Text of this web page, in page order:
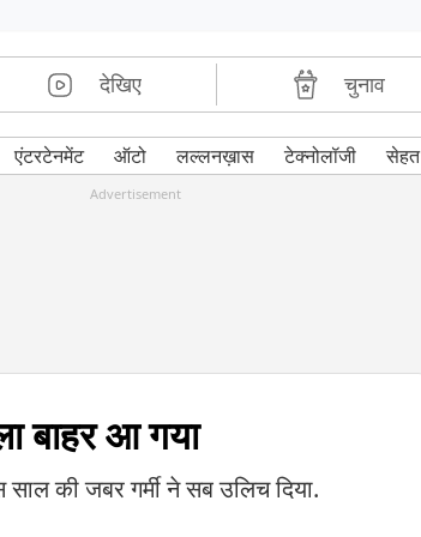
देखिए चुनाव
एंटरटेनमेंट ऑटो लल्लनख़ास टेक्नोलॉजी सेहत
Advertisement
बाहर आ गया
की जबर गर्मी ने सब उलिच दिया.